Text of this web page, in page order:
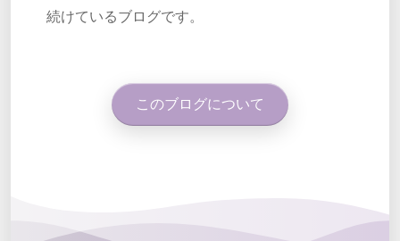
続けているブログです。
このブログについて